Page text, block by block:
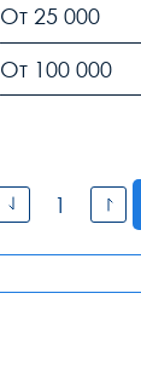
От 25 000
От 100 000